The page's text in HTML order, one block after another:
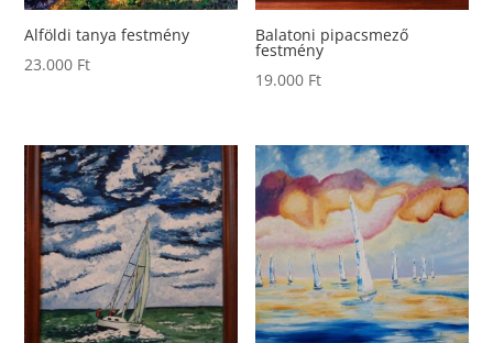
Alföldi tanya festmény
23.000 Ft
Balatoni pipacsmező
festmény
19.000 Ft